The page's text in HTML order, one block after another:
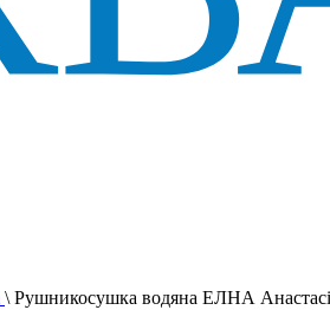
\ Рушникосушка водяна ЕЛНА